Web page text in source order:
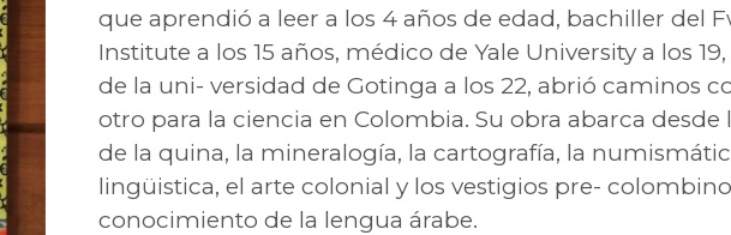
que aprendió a leer a los 4 años de edad, bachiller del
Institute a los 15 años, médico de Yale University a los
de la uni- versidad de Gotinga a los 22, abrió caminos
otro para la ciencia en Colombia. Su obra abarca desde
de la quina, la mineralogía, la cartografía, la
lingüistica, el arte colonial y los vestigios pre-
conocimiento de la lengua árabe.